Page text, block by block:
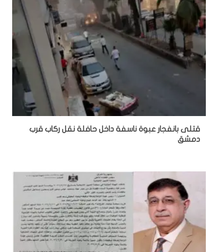
قتلى بانفجار عبوة ناسفة داخل حافلة نقل ركاب قرب
دمشق